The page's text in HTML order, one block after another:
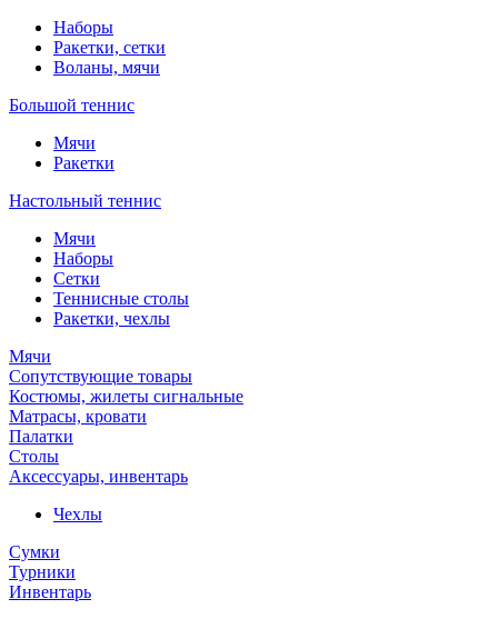
Наборы
Ракетки, сетки
Воланы, мячи
Большой теннис
Мячи
Ракетки
Настольный теннис
Мячи
Наборы
Сетки
Теннисные столы
Ракетки, чехлы
Мячи
Сопутствующие товары
Костюмы, жилеты сигнальные
Матрасы, кровати
Палатки
Столы
Аксессуары, инвентарь
Чехлы
Сумки
Турники
Инвентарь